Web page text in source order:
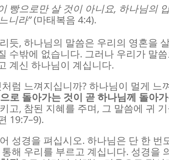
빵으로만 살 것이 아니요, 하나님의
니라”(마태복음 4:4).
듯, 하나님의 말씀은 우리의 영혼을
수밖에 없습니다. 그러나 우리가 말
계신 하나님이 계십니다.
럼 느껴지십니까? 하나님이 멀게 느
로 돌아가는 것이 곧 하나님께 돌아
고, 참된 지혜를 주며, 그 말씀에 귀
19:7–9).
성경을 펴십시오. 하나님은 단 한 번
해 우리를 부르고 계십니다. 성경을